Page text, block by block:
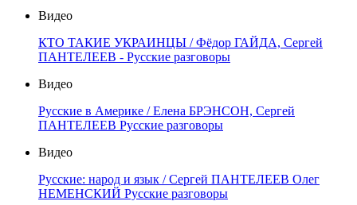
Видео
КТО ТАКИЕ УКРАИНЦЫ / Фёдор ГАЙДА, Сергей
ПАНТЕЛЕЕВ - Русские разговоры
Видео
Русские в Америке / Елена БРЭНСОН, Сергей
ПАНТЕЛЕЕВ Русские разговоры
Видео
Русские: народ и язык / Сергей ПАНТЕЛЕЕВ Олег
НЕМЕНСКИЙ Русские разговоры